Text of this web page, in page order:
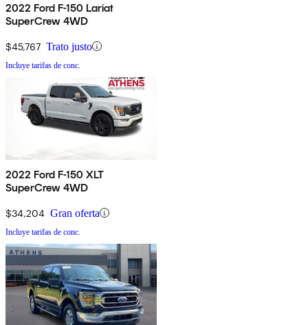
2022 Ford F-150 Lariat
SuperCrew 4WD
$45,767 Trato justo
Incluye tarifas de conc.
2022 Ford F-150 XLT
SuperCrew 4WD
$34,204 Gran oferta
Incluye tarifas de conc.